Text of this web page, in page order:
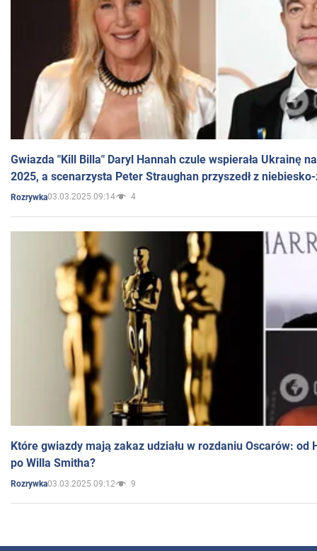
Gwiazda "Kill Billa" Daryl Hannah czule wspierała Ukrainę
2025, a scenarzysta Peter Straughan przyszedł z
Rozrywka03.03.2025 09:14 4
Które gwiazdy mają zakaz udziału w rozdaniu Oscarów: od
po Willa Smitha?
Rozrywka03.03.2025 09:12 9